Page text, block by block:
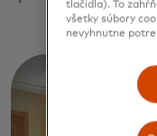
tlačidla). To
všetky súbory
nevyhnutne